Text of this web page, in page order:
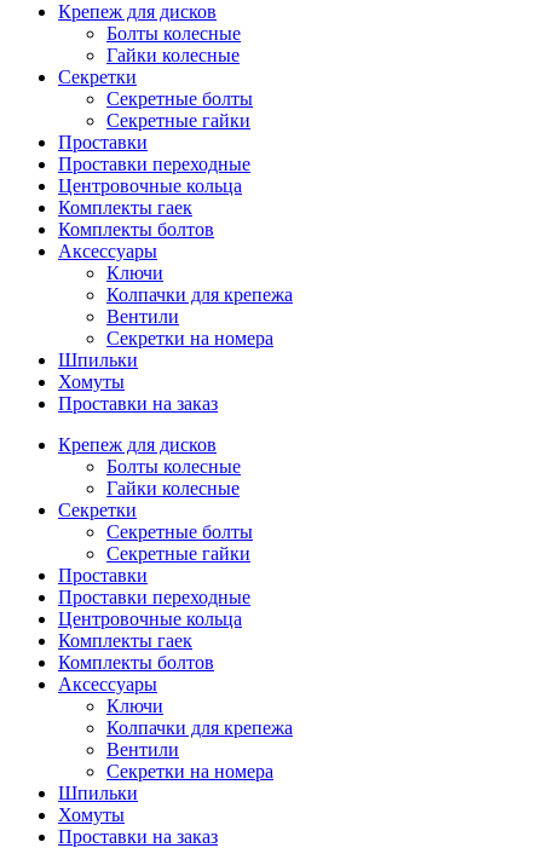
Крепеж для дисков
Болты колесные
Гайки колесные
Секретки
Секретные болты
Секретные гайки
Проставки
Проставки переходные
Центровочные кольца
Комплекты гаек
Комплекты болтов
Аксессуары
Ключи
Колпачки для крепежа
Вентили
Секретки на номера
Шпильки
Хомуты
Проставки на заказ
Крепеж для дисков
Болты колесные
Гайки колесные
Секретки
Секретные болты
Секретные гайки
Проставки
Проставки переходные
Центровочные кольца
Комплекты гаек
Комплекты болтов
Аксессуары
Ключи
Колпачки для крепежа
Вентили
Секретки на номера
Шпильки
Хомуты
Проставки на заказ